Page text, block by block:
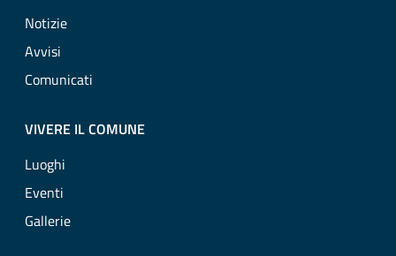
Notizie
Avvisi
Comunicati
VIVERE IL COMUNE
Luoghi
Eventi
Gallerie